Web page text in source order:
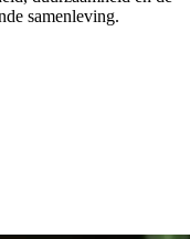
samenleving.